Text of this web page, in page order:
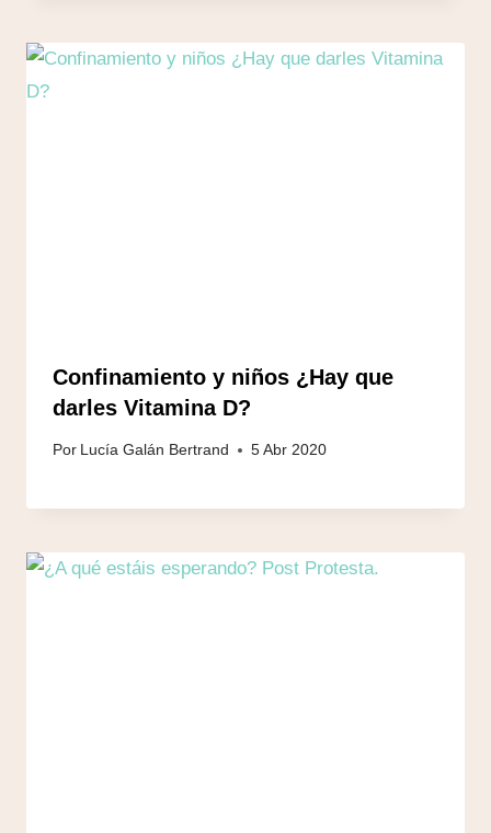
Confinamiento y niños ¿Hay que
darles Vitamina D?
Por Lucía Galán Bertrand 5 Abr 2020